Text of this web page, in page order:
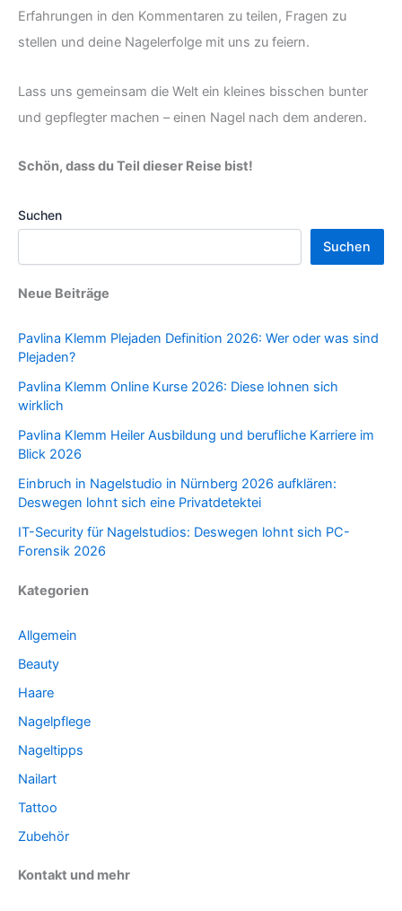
Erfahrungen in den Kommentaren zu teilen, Fragen zu
stellen und deine Nagelerfolge mit uns zu feiern.
Lass uns gemeinsam die Welt ein kleines bisschen bunter
und gepflegter machen – einen Nagel nach dem anderen.
Schön, dass du Teil dieser Reise bist!
Suchen
Suchen
Neue Beiträge
Pavlina Klemm Plejaden Definition 2026: Wer oder was sind
Plejaden?
Pavlina Klemm Online Kurse 2026: Diese lohnen sich
wirklich
Pavlina Klemm Heiler Ausbildung und berufliche Karriere im
Blick 2026
Einbruch in Nagelstudio in Nürnberg 2026 aufklären:
Deswegen lohnt sich eine Privatdetektei
IT-Security für Nagelstudios: Deswegen lohnt sich PC-
Forensik 2026
Kategorien
Allgemein
Beauty
Haare
Nagelpflege
Nageltipps
Nailart
Tattoo
Zubehör
Kontakt und mehr